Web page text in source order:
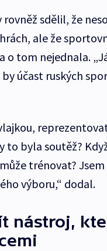
sdělil, že
ale že
o tom nejednala.
účast ruských
byla soutěž?
trénovat?
výboru,“ dodal.
nástroj,